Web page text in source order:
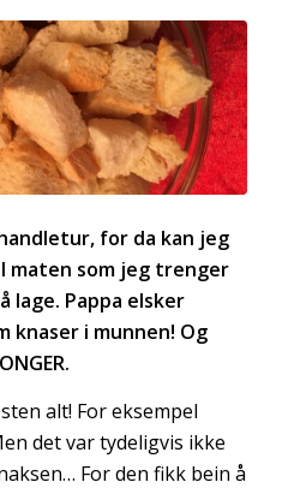
for da kan jeg
maten som jeg trenger
Pappa elsker
knaser i munnen! Og
alt! For eksempel
det var tydeligvis ikke
For den fikk bein å